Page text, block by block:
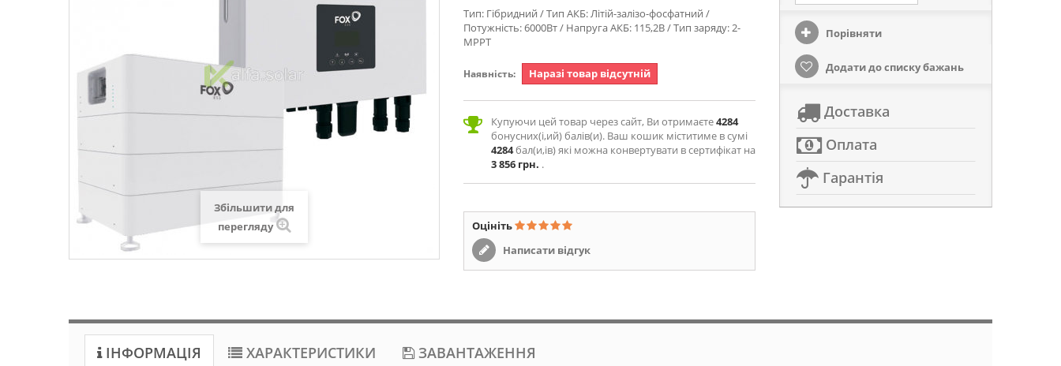
Збільшити для
перегляду
Тип: Гібридний / Тип АКБ: Літій-залізо-фосфатний /
Потужність: 6000Вт / Напруга АКБ: 115,2В / Тип заряду: 2-
МРРТ
Наявність: Наразі товар відсутній
Купуючи цей товар через сайт, Ви отримаєте4284
бонусних(і,ий) балів(и). Ваш кошик міститиме в сумі
4284бал(и,ів) які можна конвертувати в сертифікат на
3 856 грн. .
Оцініть
Написати відгук
Порівняти
Додати до списку бажань
Доставка
Оплата
Гарантія
ІНФОРМАЦІЯ ХАРАКТЕРИСТИКИ ЗАВАНТАЖЕННЯ